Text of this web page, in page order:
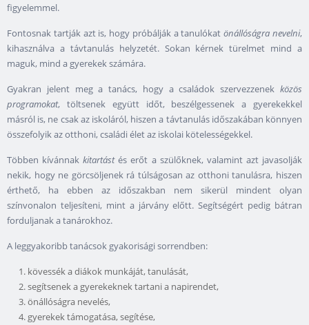
figyelemmel.
Fontosnak tartják azt is, hogy próbálják a tanulókatönállóságra nevelni,
kihasználva a távtanulás helyzetét. Sokan kérnek türelmet mind a
maguk, mind a gyerekek számára.
Gyakran jelent meg a tanács, hogy a családok szervezzenek közös
programokat, töltsenek együtt időt, beszélgessenek a gyerekekkel
másról is, ne csak az iskoláról, hiszen a távtanulás időszakában könnyen
összefolyik az otthoni, családi élet az iskolai kötelességekkel.
Többen kívánnakkitartástés erőt a szülőknek, valamint azt javasolják
nekik, hogy ne görcsöljenek rá túlságosan az otthoni tanulásra, hiszen
érthető, ha ebben az időszakban nem sikerül mindent olyan
színvonalon teljesíteni, mint a járvány előtt. Segítségért pedig bátran
forduljanak a tanárokhoz.
A leggyakoribb tanácsok gyakorisági sorrendben:
kövessék a diákok munkáját, tanulását,
segítsenek a gyerekeknek tartani a napirendet,
önállóságra nevelés,
gyerekek támogatása, segítése,